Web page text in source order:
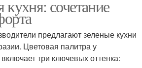
кухня: сочетание
предлагают зеленые кухни
Цветовая палитра у
три ключевых оттенка: